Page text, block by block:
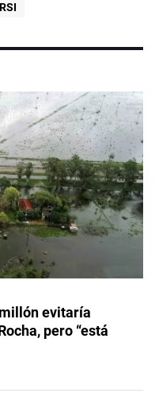
evitaría
pero “está